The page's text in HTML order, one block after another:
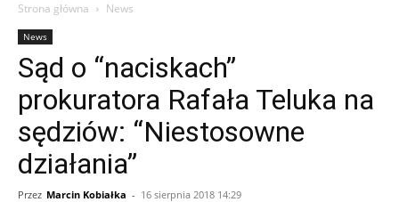
Strona główna News
News
Sąd o “naciskach”
prokuratora Rafała Teluka na
sędziów: “Niestosowne
działania”
Przez Marcin Kobiałka - 16 sierpnia 2018 14:29